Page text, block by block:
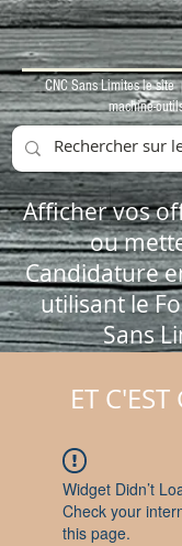
CNC Sans Limites le site
machine-
Afficher vos
ou
Candidature
utilisant le
Sans
ET
Widget Didn’t
Check your
this page.